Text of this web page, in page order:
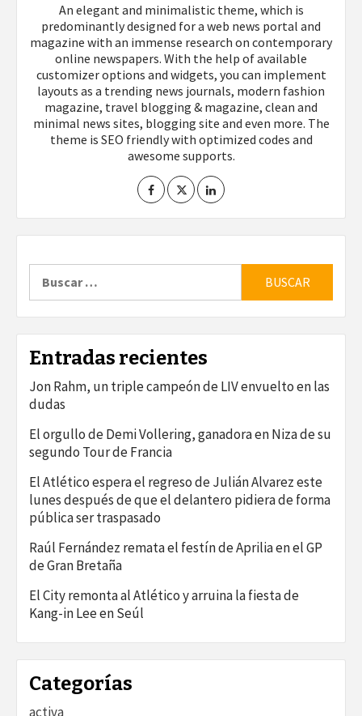
An elegant and minimalistic theme, which is
predominantly designed for a web news portal and
magazine with an immense research on contemporary
online newspapers. With the help of available
customizer options and widgets, you can implement
layouts as a trending news journals, modern fashion
magazine, travel blogging & magazine, clean and
minimal news sites, blogging site and even more. The
theme is SEO friendly with optimized codes and
awesome supports.
Entradas recientes
Jon Rahm, un triple campeón de LIV envuelto en las
dudas
El orgullo de Demi Vollering, ganadora en Niza de su
segundo Tour de Francia
El Atlético espera el regreso de Julián Alvarez este
lunes después de que el delantero pidiera de forma
pública ser traspasado
Raúl Fernández remata el festín de Aprilia en el GP
de Gran Bretaña
El City remonta al Atlético y arruina la fiesta de
Kang-in Lee en Seúl
Categorías
activa